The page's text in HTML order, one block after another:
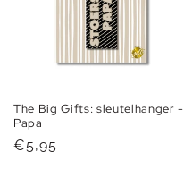
The Big Gifts: sleutelhanger -
Papa
Normale
€5,95